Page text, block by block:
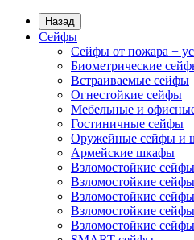
Назад
Сейфы
Сейфы от пожара +
Биометрические
Встраиваемые сейфы
Огнестойкие сейфы
Мебельные и
Гостиничные сейфы
Оружейные сейфы и
Армейские шкафы
Взломостойкие
Взломостойкие
Взломостойкие
Взломостойкие
Взломостойкие